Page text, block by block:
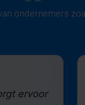
ondernemers
ervoor